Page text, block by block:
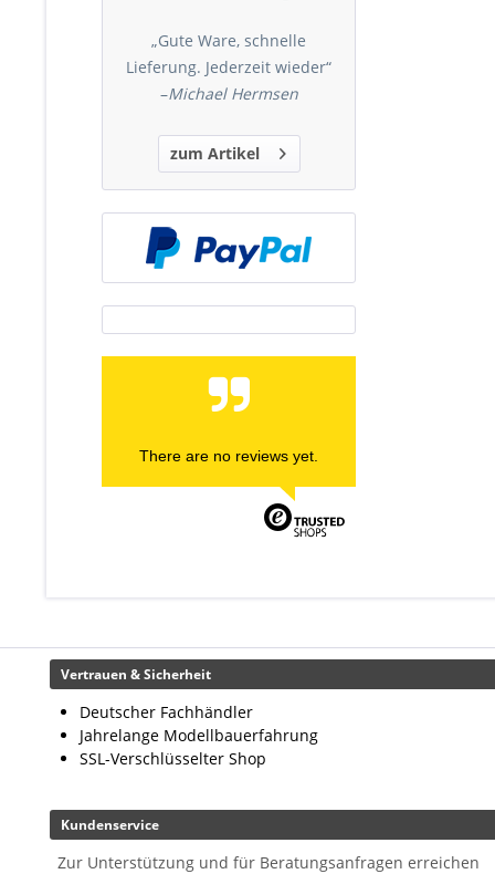
„Gute Ware, schnelle
Lieferung. Jederzeit wieder“
–Michael Hermsen
zum Artikel
There are no reviews yet.
Vertrauen & Sicherheit
Deutscher Fachhändler
Jahrelange Modellbauerfahrung
SSL-Verschlüsselter Shop
Kundenservice
Zur Unterstützung und für Beratungsanfragen erreichen